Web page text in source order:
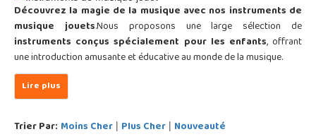
Découvrez la magie de la musique avec nos instruments de
musique jouets.Nous proposons une large sélection de
instruments conçus spécialement pour les enfants, offrant
une introduction amusante et éducative au monde de la musique.
Trier Par: Moins Cher | Plus Cher | Nouveauté